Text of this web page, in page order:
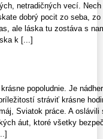
netradičných vecí.
dobrý pocit zo seba,
ale láska tu zostáva s
k [...]
popoludnie. Je
stráviť krásne
Sviatok práce. A
áut, ktoré všetky